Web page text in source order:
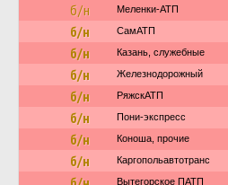
б/н Меленки-АТП
б/н СамАТП
б/н Казань, служебные
б/н Железнодорожный
б/н РяжскАТП
б/н Пони-экспресс
б/н Коноша, прочие
б/н Каргопольавтотранс
Вытегорское ПАТП